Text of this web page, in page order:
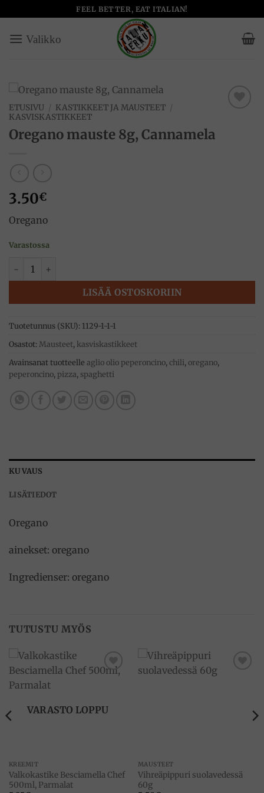
to
content
FEEL BETTER, EAT ITALIAN!
ETUSIVU / KASTIKKEET JA MAUSTEET /
KASVISKASTIKKEET
Oregano mauste 8g, Cannamela
3.50€
Oregano
Varastossa
Oregano mauste 8g, Cannamela määrä
LISÄÄ OSTOSKORIIN
Tuotetunnus (SKU): 1129-1-1-1
Osastot: Mausteet, kasviskastikkeet
Avainsanat tuotteelle aglio olio peperoncino, chili, oregano,
peperoncino, pizza, spaghetti
KUVAUS
LISÄTIEDOT
Oregano
ainekset: oregano
Ingredienser: oregano
TUTUSTU MYÖS
VARASTO LOPPU
KREEMIT
Valkokastike Besciamella Chef
500ml, Parmalat
MAUSTEET
Vihreäpippuri suolavedessä
60g